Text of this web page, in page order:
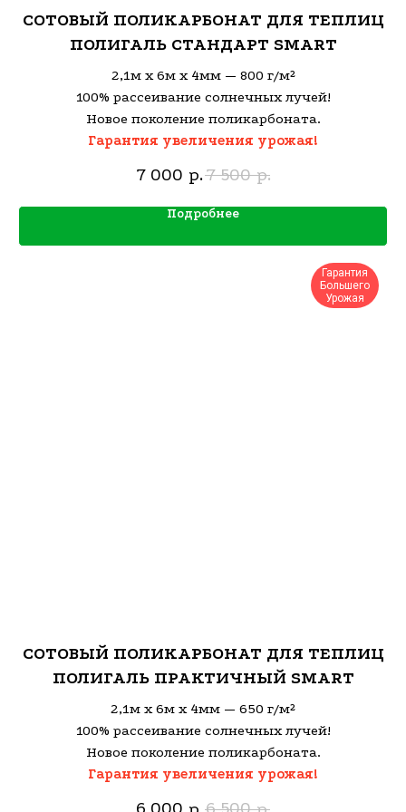
СОТОВЫЙ ПОЛИКАРБОНАТ ДЛЯ ТЕПЛИЦ
ПОЛИГАЛЬ СТАНДАРТ SMART
2,1м х 6м х 4мм — 800 г/м²
100% рассеивание солнечных лучей!
Новое поколение поликарбоната.
Гарантия увеличения урожая!
7 000 р.7 500 р.
Подробнее
Гарантия
Большего
Урожая
СОТОВЫЙ ПОЛИКАРБОНАТ ДЛЯ ТЕПЛИЦ
ПОЛИГАЛЬ ПРАКТИЧНЫЙ SMART
2,1м х 6м х 4мм — 650 г/м²
100% рассеивание солнечных лучей!
Новое поколение поликарбоната.
Гарантия увеличения урожая!